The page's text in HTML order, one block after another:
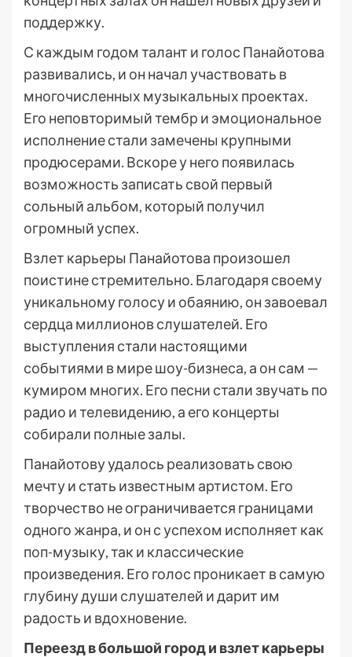
поддержку.
С каждым годом талант и голос Панайотова
развивались, и он начал участвовать в
многочисленных музыкальных проектах.
Его неповторимый тембр и эмоциональное
исполнение стали замечены крупными
продюсерами. Вскоре у него появилась
возможность записать свой первый
сольный альбом, который получил
огромный успех.
Взлет карьеры Панайотова произошел
поистине стремительно. Благодаря своему
уникальному голосу и обаянию, он завоевал
сердца миллионов слушателей. Его
выступления стали настоящими
событиями в мире шоу-бизнеса, а он сам —
кумиром многих. Его песни стали звучать по
радио и телевидению, а его концерты
собирали полные залы.
Панайотову удалось реализовать свою
мечту и стать известным артистом. Его
творчество не ограничивается границами
одного жанра, и он с успехом исполняет как
поп-музыку, так и классические
произведения. Его голос проникает в самую
глубину души слушателей и дарит им
радость и вдохновение.
Переезд в большой город и взлет карьеры